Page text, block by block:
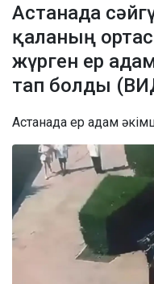
Астанада
қаланың
жүрген ер
тап болды
Астанада ер адам